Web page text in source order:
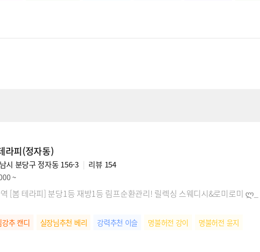
라피(정자동)
시 분당구 정자동 156-3 리뷰 154
~
[봄 테라피] 분당1등 재방1등 림프순환관리! 릴렉싱 스웨디시&로미로미
추 캔디 실장님추천 베리 강력추천 이슬 명불허전 강이 명불허전 윤지